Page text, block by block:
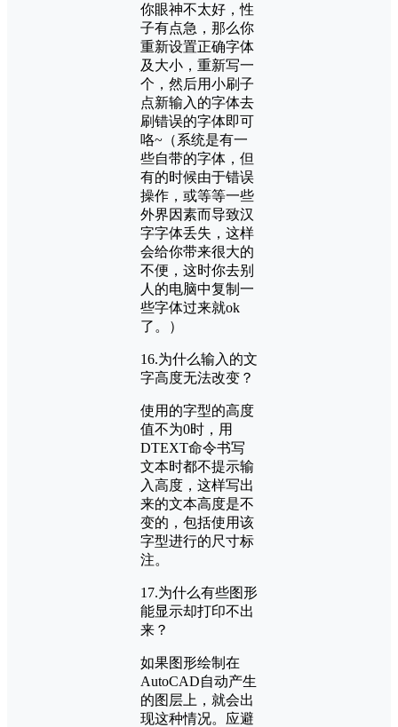
你眼神不太好，性
子有点急，那么你
重新设置正确字体
及大小，重新写一
个，然后用小刷子
点新输入的字体去
刷错误的字体即可
咯~（系统是有一
些自带的字体，但
有的时候由于错误
操作，或等等一些
外界因素而导致汉
字字体丢失，这样
会给你带来很大的
不便，这时你去别
人的电脑中复制一
些字体过来就ok
了。）
16.为什么输入的文
字高度无法改变？
使用的字型的高度
值不为0时，用
DTEXT命令书写
文本时都不提示输
入高度，这样写出
来的文本高度是不
变的，包括使用该
字型进行的尺寸标
注。
17.为什么有些图形
能显示却打印不出
来？
如果图形绘制在
AutoCAD自动产生
的图层上，就会出
现这种情况。应避